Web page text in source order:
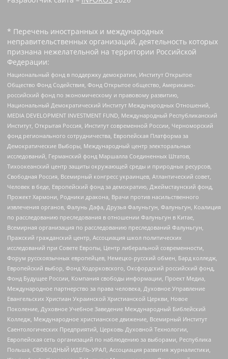
* Перечень иностранных и международных
неправительственных организаций, деятельность которых
признана нежелательной на территории Российской
Федерации:
Национальный фонд в поддержку демократии, Институт Открытое
Общество Фонд Содействия, Фонд Открытое общество, Американо-
российский фонд по экономическому и правовому развитию,
Национальный Демократический Институт Международных Отношений,
MEDIA DEVELOPMENT INVESTMENT FUND, Международный Республиканский
Институт, Открытая Россия, Институт современной России, Черноморский
фонд регионального сотрудничества, Европейская Платформа за
Демократические Выборы, Международный центр электоральных
исследований, Германский фонд Маршалла Соединенных Штатов,
Тихоокеанский центр защиты окружающей среды и природных ресурсов,
Свободная Россия, Всемирный конгресс украинцев, Атлантический совет,
Человек в беде, Европейский фонд за демократию, Джеймстаунский фонд,
Прожект Хармони, Родники дракона, Врачи против насильственного
извлечения органов, Фалунь Дафа, Друзья Фалуньгун, Фалуньгун, Коалиция
по расследованию преследования в отношении Фалуньгун в Китае,
Всемирная организация по расследованию преследований Фалуньгун,
Пражский гражданский центр, Ассоциация школ политических
исследований при Совете Европы, Центр либеральной современности,
Форум русскоязычных европейцев, Немецко-русский обмен, Бард колледж,
Европейский выбор, Фонд Ходорковского, Оксфордский российский фонд,
Фонд Будущее России, Компания свободы информации, Проект Медиа,
Международное партнерство за права человека, Духовное Управление
Евангельских Христиан Украинской Христианской Церкви, Новое
Поколение, Духовное Учебное Заведение Международный Библейский
Колледж, Международное христианское движение, Всемирный Институт
Саентологических Предприятий, Церковь Духовной Технологии,
Европейская сеть организаций по наблюдению за выборами, Республика
Польша, СВОБОДНЫЙ ИДЕЛЬ-УРАЛ, Ассоциация развития журналистики,